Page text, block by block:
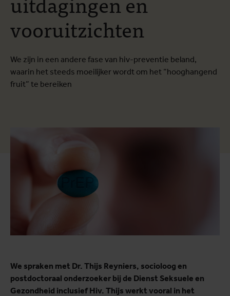
vooruitzichten
We zijn in een andere fase van hiv-preventie beland,
waarin het steeds moeilijker wordt om het “hooghangend
fruit” te bereiken
We spraken met Dr. Thijs Reyniers, socioloog en
postdoctoraal onderzoeker bij de Dienst Seksuele en
Gezondheid inclusief Hiv. Thijs werkt vooral in het